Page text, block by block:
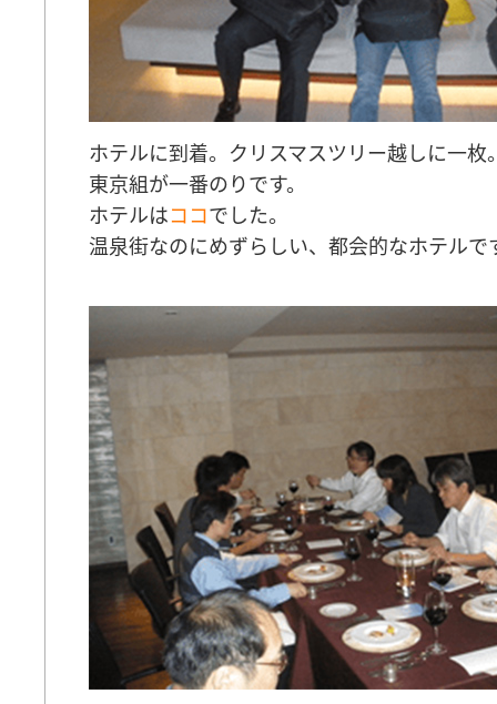
ホテルに到着。クリスマスツリー越しに一枚
東京組が一番のりです。
ホテルはココでした。
温泉街なのにめずらしい、都会的なホテルで